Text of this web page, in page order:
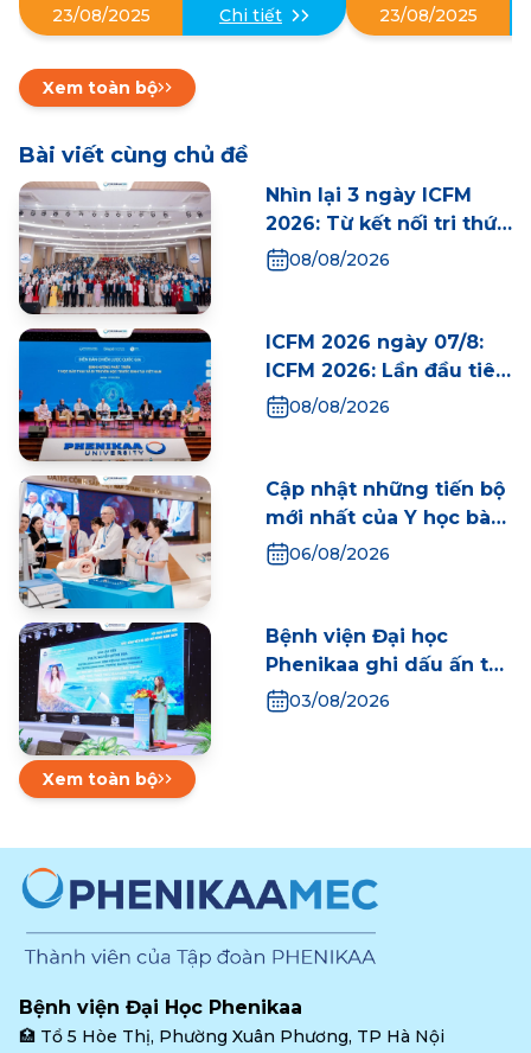
thai Việt Nam
23/08/2025 Chi tiết
Quốc gia, mở
23/08/2025
Xem toàn bộ
Bài viết cùng chủ đề
Nhìn lại 3 ngày ICFM
2026: Từ kết nối tri thức
đến những dấu mốc
08/08/2026
ICFM 2026 ngày 07/8:
ICFM 2026: Lần đầu tiên
Việt Nam tổ chức Diễn
học bào thai trong kỷ
nguyên mới
08/08/2026
Cập nhật những tiến bộ
mới nhất của Y học bào
thai thế giới tại ngày
2026
06/08/2026
Bệnh viện Đại học
Phenikaa ghi dấu ấn tại
Hội nghị Khoa học Dược
03/08/2026
Xem toàn bộ
Bệnh viện Đại Học Phenikaa
🏥 Tổ 5 Hòe Thị, Phường Xuân Phương, TP Hà Nội